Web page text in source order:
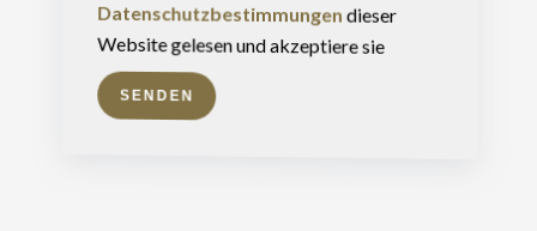
Datenschutzbestimmungen dieser
Website gelesen und akzeptiere sie
SENDEN